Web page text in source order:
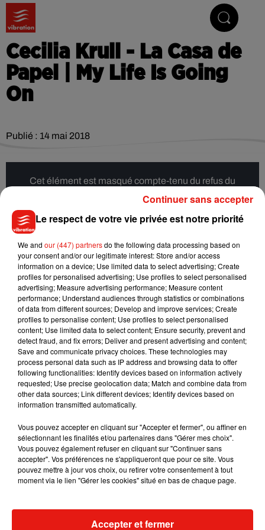
Cecilia Krull - La Casa de
Papel | My Life Is Going
On
Publié : 14 mai 2018
Cet élément est masqué compte-tenu du refus du
dépôt de cookies que vous avez exprimé. Si vous
souhaitez l'afficher, merci de nous donner votre accord
en cliquant sur le bouton ci-dessous.
Afficher l'élément
Musique
Julien Lieb s’essaye à la vie de
Madonna
Le respect de votre vie privée est notre priorité
We and our (447) partnersdo the following data processing based on
your consent and/or our legitimate interest: Store and/or access
information on a device; Use limited data to select advertising; Create
profiles for personalised advertising; Use profiles to select personalised
advertising; Measure advertising performance; Measure content
performance; Understand audiences through statistics or combinations
of data from different sources; Develop and improve services; Create
profiles to personalise content; Use profiles to select personalised
content; Use limited data to select content; Ensure security, prevent and
detect fraud, and fix errors; Deliver and present advertising and content;
Save and communicate privacy choices. These technologies may
process personal data such as IP address and browsing data to offer
following functionalities: Identify devices based on information actively
requested; Use precise geolocation data; Match and combine data from
other data sources; Link different devices; Identify devices based on
information transmitted automatically.
Vous pouvez accepter en cliquant sur "Accepter et fermer", ou affiner en
sélectionnant les finalités et/ou partenaires dans "Gérer mes choix".
Vous pouvez également refuser en cliquant sur "Continuer sans
accepter". Vos préférences ne s'appliqueront que pour ce site. Vous
pouvez mettre à jour vos choix, ou retirer votre consentement à tout
moment via le lien "Gérer les cookies" situé en bas de chaque page.
Accepter et fermer
Continuer sans accepter